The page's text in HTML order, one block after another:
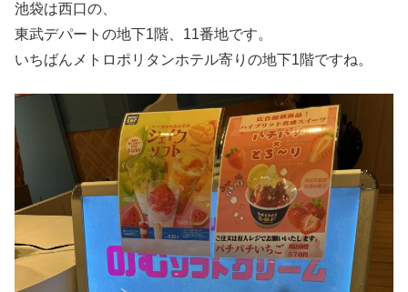
池袋は西口の、
東武デパートの地下1階、11番地です。
いちばんメトロポリタンホテル寄りの地下1階ですね。